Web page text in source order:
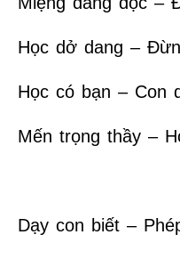
Học dở dang –
Học có bạn – Con
Mến trọng thầy –
Dạy con biết –